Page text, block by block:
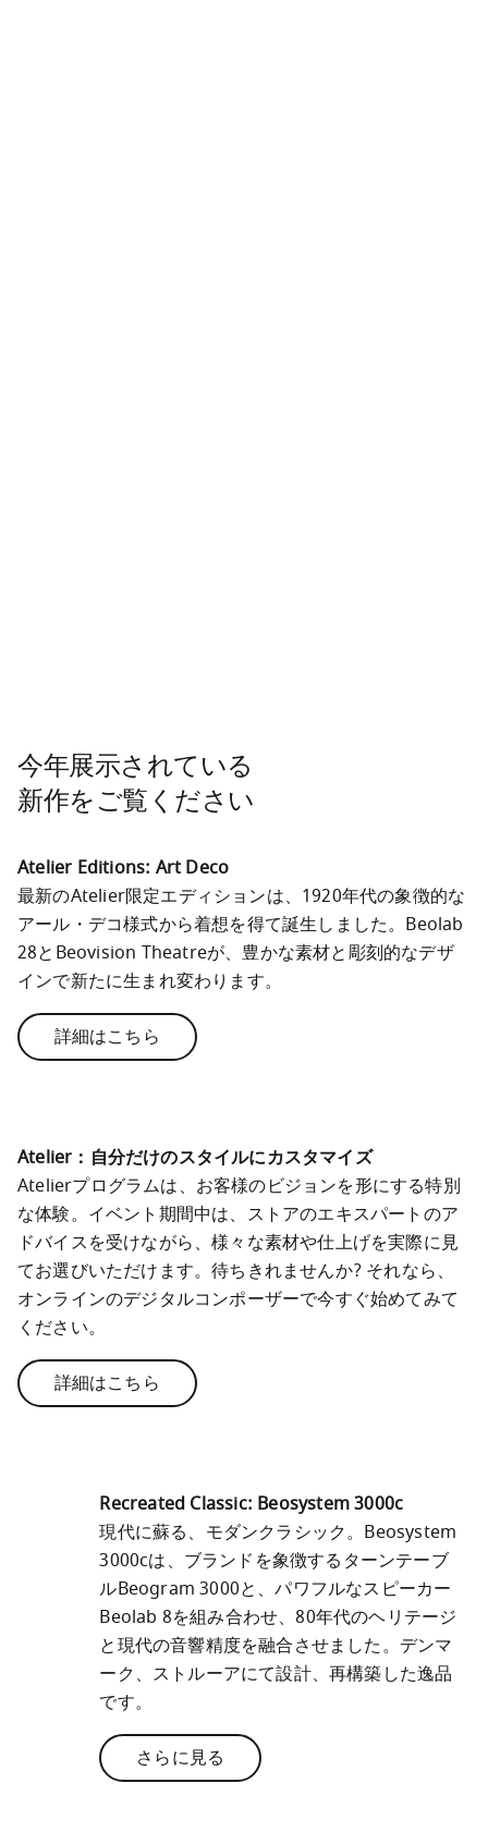
今年展示されている
新作をご覧ください
Atelier Editions: Art Deco
最新のAtelier限定エディションは、1920年代の象徴的な
アール・デコ様式から着想を得て誕生しました。Beolab
28とBeovision Theatreが、豊かな素材と彫刻的なデザ
インで新たに生まれ変わります。
詳細はこちら
Atelier：自分だけのスタイルにカスタマイズ
Atelierプログラムは、お客様のビジョンを形にする特別
な体験。イベント期間中は、ストアのエキスパートのア
ドバイスを受けながら、様々な素材や仕上げを実際に見
てお選びいただけます。待ちきれませんか? それなら、
オンラインのデジタルコンポーザーで今すぐ始めてみて
ください。
詳細はこちら
Recreated Classic: Beosystem 3000c
現代に蘇る、モダンクラシック。Beosystem
3000cは、ブランドを象徴するターンテーブ
ルBeogram 3000と、パワフルなスピーカー
Beolab 8を組み合わせ、80年代のヘリテージ
と現代の音響精度を融合させました。デンマ
ーク、ストルーアにて設計、再構築した逸品
です。
さらに見る